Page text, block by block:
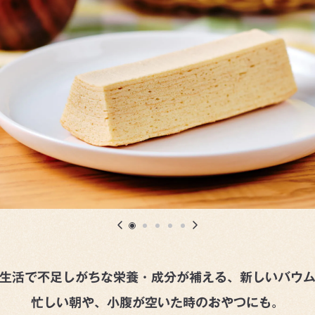
活で不足しがちな栄養・成分が補える、新しいバウ
忙しい朝や、小腹が空いた時のおやつにも。